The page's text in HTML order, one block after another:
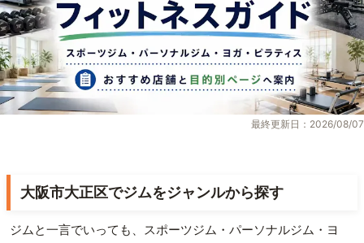
最終更新日：2026/08/07
大阪市大正区でジムをジャンルから探す
ジムと一言でいっても、スポーツジム・パーソナルジム・ヨ